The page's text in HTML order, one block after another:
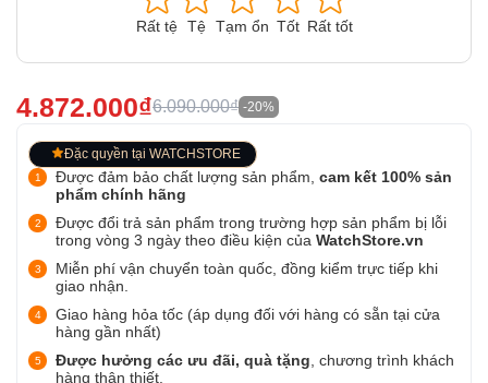
Rất tệ Tệ Tạm ổn Tốt Rất tốt
4.872.000₫6.090.000₫ -20%
Đặc quyền tại WATCHSTORE
Được đảm bảo chất lượng sản phẩm, cam kết 100% sản
phẩm chính hãng
Được đổi trả sản phẩm trong trường hợp sản phẩm bị lỗi
trong vòng 3 ngày theo điều kiện của WatchStore.vn
Miễn phí vận chuyển toàn quốc, đồng kiểm trực tiếp khi
giao nhận.
Giao hàng hỏa tốc (áp dụng đối với hàng có sẵn tại cửa
hàng gần nhất)
Được hưởng các ưu đãi, quà tặng , chương trình khách
hàng thân thiết.